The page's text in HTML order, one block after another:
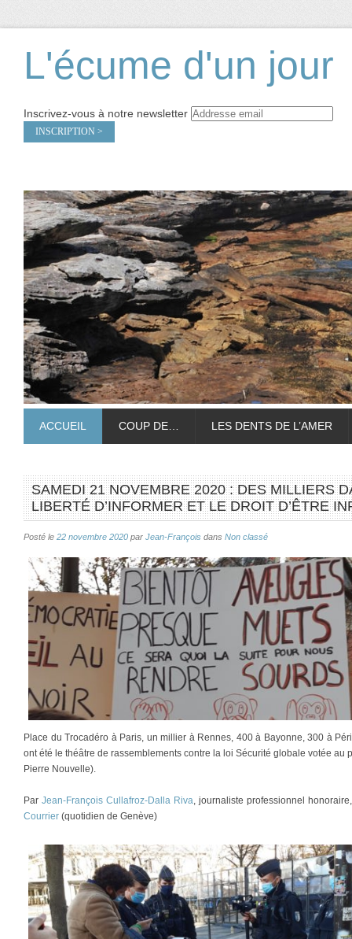
L'écume d'un jour
Inscrivez-vous à notre newsletter
ACCUEIL COUP DE… LES DENTS DE L’AMER
SAMEDI 21 NOVEMBRE 2020 : DES MILLIERS
LIBERTÉ D’INFORMER ET LE DROIT D’ÊTRE
Posté le 22 novembre 2020 par Jean-François dans Non classé
Place du Trocadéro à Paris, un millier à Rennes, 400 à Bayonne, 300 à
ont été le théâtre de rassemblements contre la loi Sécurité globale votée au
Pierre Nouvelle).
Par Jean-François Cullafroz-Dalla Riva, journaliste professionnel
Courrier (quotidien de Genève)